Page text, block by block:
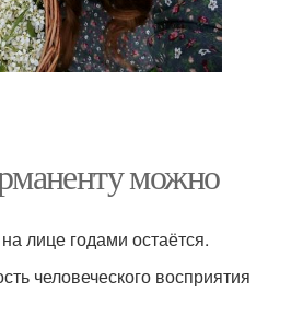
можно
лице годами остаётся.
человеческого восприятия